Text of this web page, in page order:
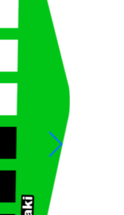
Bicolore YAMAHA
- 2024 - 2025 - 2026